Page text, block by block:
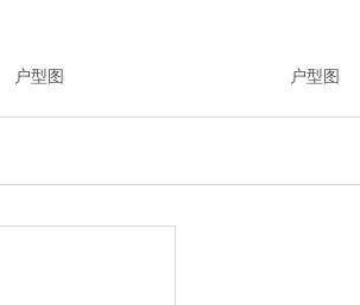
户型图 户型图